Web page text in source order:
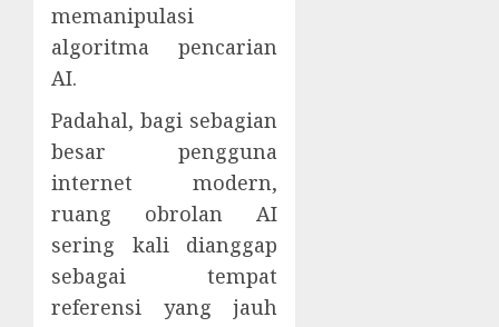
memanipulasi
algoritma pencarian
AI.
Padahal, bagi sebagian
besar pengguna
internet modern,
ruang obrolan AI
sering kali dianggap
sebagai tempat
referensi yang jauh